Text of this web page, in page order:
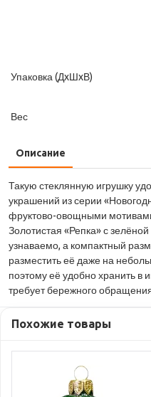
Упаковка (ДxШxВ)
Вес
Описание
Такую стеклянную игрушку
украшений из серии
фруктово-овощными
Золотистая «Репка» с
узнаваемо, а компактный
разместить её даже на
поэтому её удобно хранить в
требует бережного
Похожие товары